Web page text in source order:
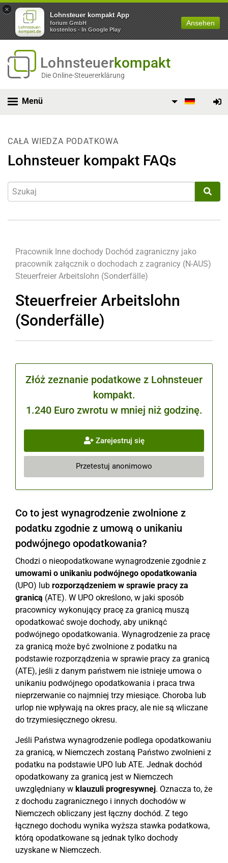
×
Lohnsteuer kompakt App
forium GmbH
kostenlos - In Google Play
Ansehen
Lohnsteuerkompakt
Die Online-Steuererklärung
Menü
CAŁA WIEDZA PODATKOWA
Lohnsteuer kompakt FAQs
Pracownik Inne dochody Dochód zagraniczny jako
pracownik załącznik o dochodach z zagranicy (N-AUS)
Steuerfreier Arbeitslohn (Sonderfälle)
Steuerfreier Arbeitslohn
(Sonderfälle)
Złóż zeznanie podatkowe z Lohnsteuer
kompakt.
1.240 Euro zwrotu w mniej niż godzinę.
Zarejestruj się
Przetestuj anonimowo
Co to jest wynagrodzenie zwolnione z
podatku zgodnie z umową o unikaniu
podwójnego opodatkowania?
Chodzi o nieopodatkowane wynagrodzenie zgodnie z
umowami o unikaniu podwójnego opodatkowania
(UPO) lub rozporządzeniem w sprawie pracy za
granicą (ATE). W UPO określono, w jaki sposób
pracownicy wykonujący pracę za granicą muszą
opodatkować swoje dochody, aby uniknąć
podwójnego opodatkowania. Wynagrodzenie za pracę
za granicą może być zwolnione z podatku na
podstawie rozporządzenia w sprawie pracy za granicą
(ATE), jeśli z danym państwem nie istnieje umowa o
unikaniu podwójnego opodatkowania i praca trwa
nieprzerwanie co najmniej trzy miesiące. Choroba lub
urlop nie wpływają na okres pracy, ale nie są wliczane
do trzymiesięcznego okresu.
Jeśli Państwa wynagrodzenie podlega opodatkowaniu
za granicą, w Niemczech zostaną Państwo zwolnieni z
podatku na podstawie UPO lub ATE. Jednak dochód
opodatkowany za granicą jest w Niemczech
uwzględniany w klauzuli progresywnej. Oznacza to, że
z dochodu zagranicznego i innych dochodów w
Niemczech obliczany jest łączny dochód. Z tego
łącznego dochodu wynika wyższa stawka podatkowa,
którą opodatkowane są jednak tylko dochody
uzyskane w Niemczech.